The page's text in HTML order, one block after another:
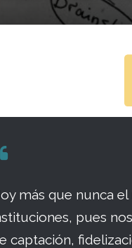
más que nunca
pues
captación,